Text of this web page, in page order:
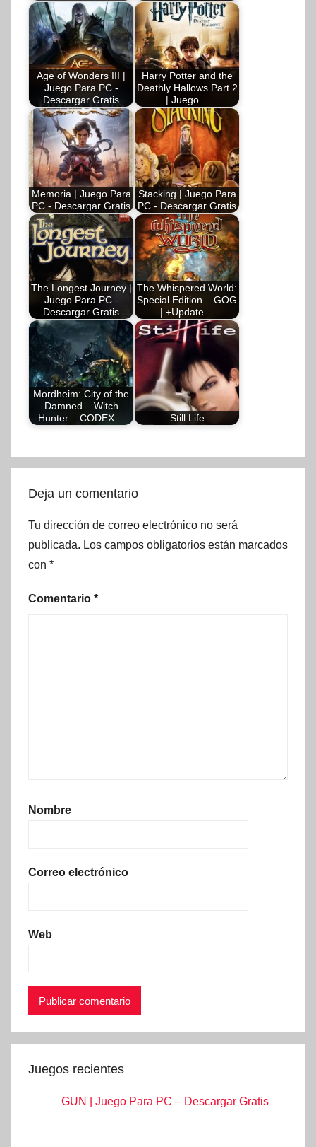
Age of Wonders III |
Juego Para PC -
Descargar Gratis
Harry Potter and the
Deathly Hallows Part 2
| Juego…
Memoria | Juego Para
PC - Descargar Gratis
Stacking | Juego Para
PC - Descargar Gratis
The Longest Journey |
Juego Para PC -
Descargar Gratis
The Whispered World:
Special Edition – GOG
| +Update…
Mordheim: City of the
Damned – Witch
Hunter – CODEX…
Still Life
Deja un comentario
Tu dirección de correo electrónico no será
publicada. Los campos obligatorios están marcados
con *
Comentario *
Nombre
Correo electrónico
Web
Juegos recientes
GUN | Juego Para PC – Descargar Gratis